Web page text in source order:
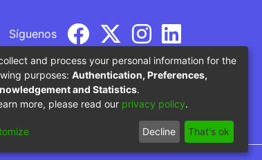
Síguenos
parte del Ministerio de Educación
and process your personal information for the
purposes: Authentication, Preferences,
and Statistics.
more, please read our privacy policy.
Decline That's ok